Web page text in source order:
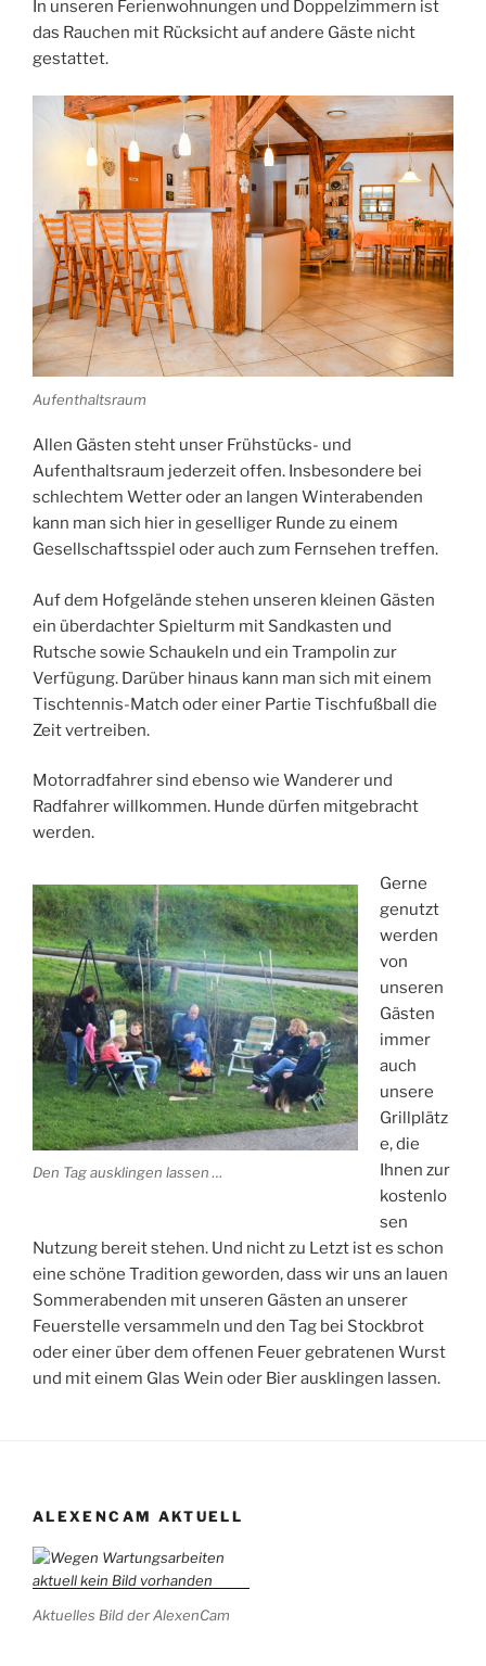
In unseren Ferienwohnungen und Doppelzimmern ist
das Rauchen mit Rücksicht auf andere Gäste nicht
gestattet.
Aufenthaltsraum
Allen Gästen steht unser Frühstücks- und
Aufenthaltsraum jederzeit offen. Insbesondere bei
schlechtem Wetter oder an langen Winterabenden
kann man sich hier in geselliger Runde zu einem
Gesellschaftsspiel oder auch zum Fernsehen treffen.
Auf dem Hofgelände stehen unseren kleinen Gästen
ein überdachter Spielturm mit Sandkasten und
Rutsche sowie Schaukeln und ein Trampolin zur
Verfügung. Darüber hinaus kann man sich mit einem
Tischtennis-Match oder einer Partie Tischfußball die
Zeit vertreiben.
Motorradfahrer sind ebenso wie Wanderer und
Radfahrer willkommen. Hunde dürfen mitgebracht
werden.
Den Tag ausklingen lassen …
Gerne
genutzt
werden
von
unseren
Gästen
immer
auch
unsere
Grillplätz
e, die
Ihnen zur
kostenlo
sen
Nutzung bereit stehen. Und nicht zu Letzt ist es schon
eine schöne Tradition geworden, dass wir uns an lauen
Sommerabenden mit unseren Gästen an unserer
Feuerstelle versammeln und den Tag bei Stockbrot
oder einer über dem offenen Feuer gebratenen Wurst
und mit einem Glas Wein oder Bier ausklingen lassen.
ALEXENCAM AKTUELL
Aktuelles Bild der AlexenCam